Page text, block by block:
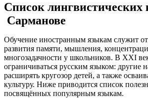
Список лингвистических
Сарманове
Обучение иностранным языкам служит
развития памяти, мышления,
многозадачности у школьников. В XXI
ограничиваться русским языком: другие
расширять кругозор детей, а также
культуру. Ниже приводится список
посвящённых популярным языкам.